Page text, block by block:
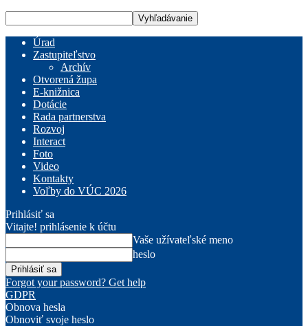
Úrad
Zastupiteľstvo
Archív
Otvorená župa
E-knižnica
Dotácie
Rada partnerstva
Rozvoj
Interact
Foto
Video
Kontakty
Voľby do VÚC 2026
Prihlásiť sa
Vitajte! prihlásenie k účtu
Vaše užívateľské meno
heslo
Forgot your password? Get help
GDPR
Obnova hesla
Obnoviť svoje heslo